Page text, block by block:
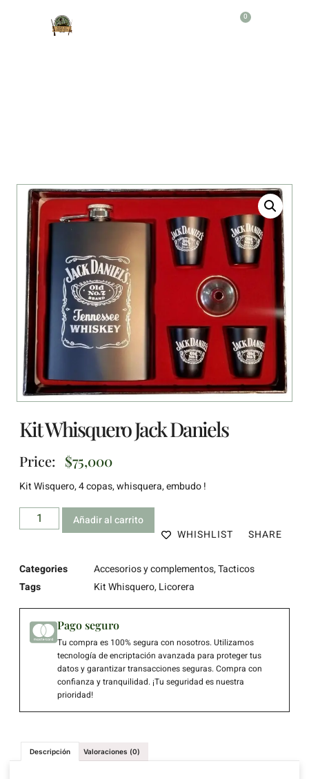
0
Kit Whisquero Jack Daniels
Price: $75,000
Kit Wisquero, 4 copas, whisquera, embudo !
Añadir al carrito
WHISHLIST
SHARE
Categories Accesorios y complementos,Tacticos
Tags
Kit Whisquero,Licorera
Pago seguro
Tu compra es 100% segura con nosotros. Utilizamos
tecnología de encriptación avanzada para proteger tus
datos y garantizar transacciones seguras. Compra con
confianza y tranquilidad. ¡Tu seguridad es nuestra
prioridad!
Descripción Valoraciones (0)